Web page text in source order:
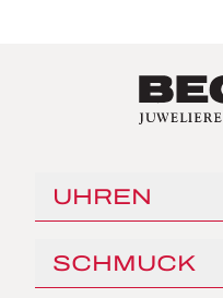
UHREN
SCHMUCK